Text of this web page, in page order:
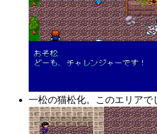
一松の猫松化。このエリアで